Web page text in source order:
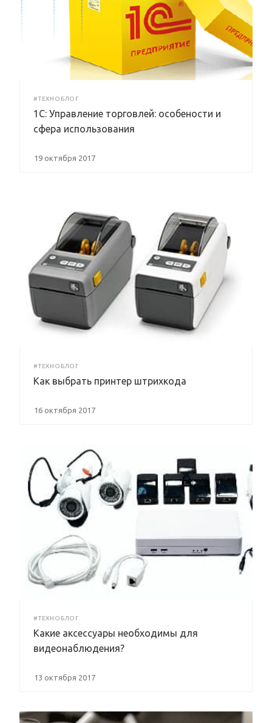
#ТЕХНОБЛОГ
1С: Управление торговлей: особености и
сфера использования
19 октября 2017
#ТЕХНОБЛОГ
Как выбрать принтер штрихкода
16 октября 2017
#ТЕХНОБЛОГ
Какие аксессуары необходимы для
видеонаблюдения?
13 октября 2017